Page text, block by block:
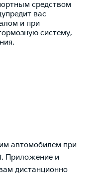
средством
вас
и при
систему,
автомобилем при
Приложение и
дистанционно